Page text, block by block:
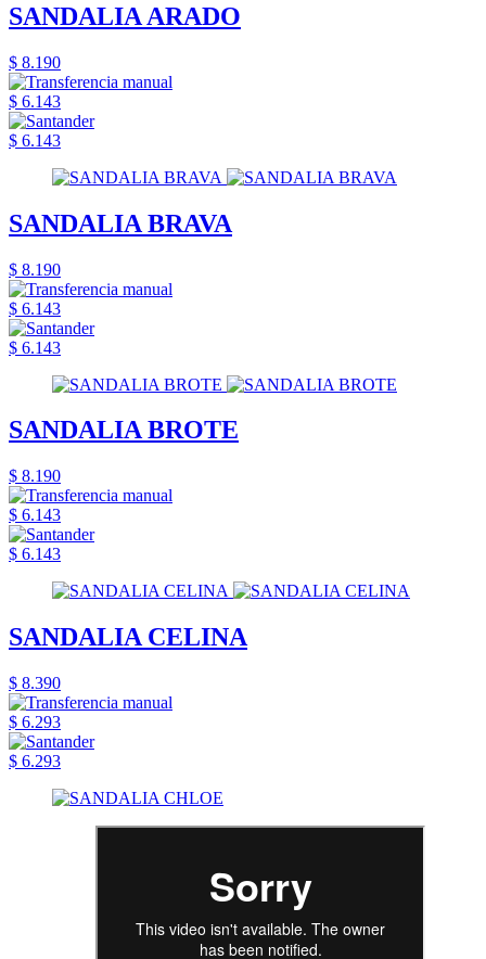
SANDALIA ARADO
$ 8.190
$ 6.143
$ 6.143
SANDALIA BRAVA
$ 8.190
$ 6.143
$ 6.143
SANDALIA BROTE
$ 8.190
$ 6.143
$ 6.143
SANDALIA CELINA
$ 8.390
$ 6.293
$ 6.293